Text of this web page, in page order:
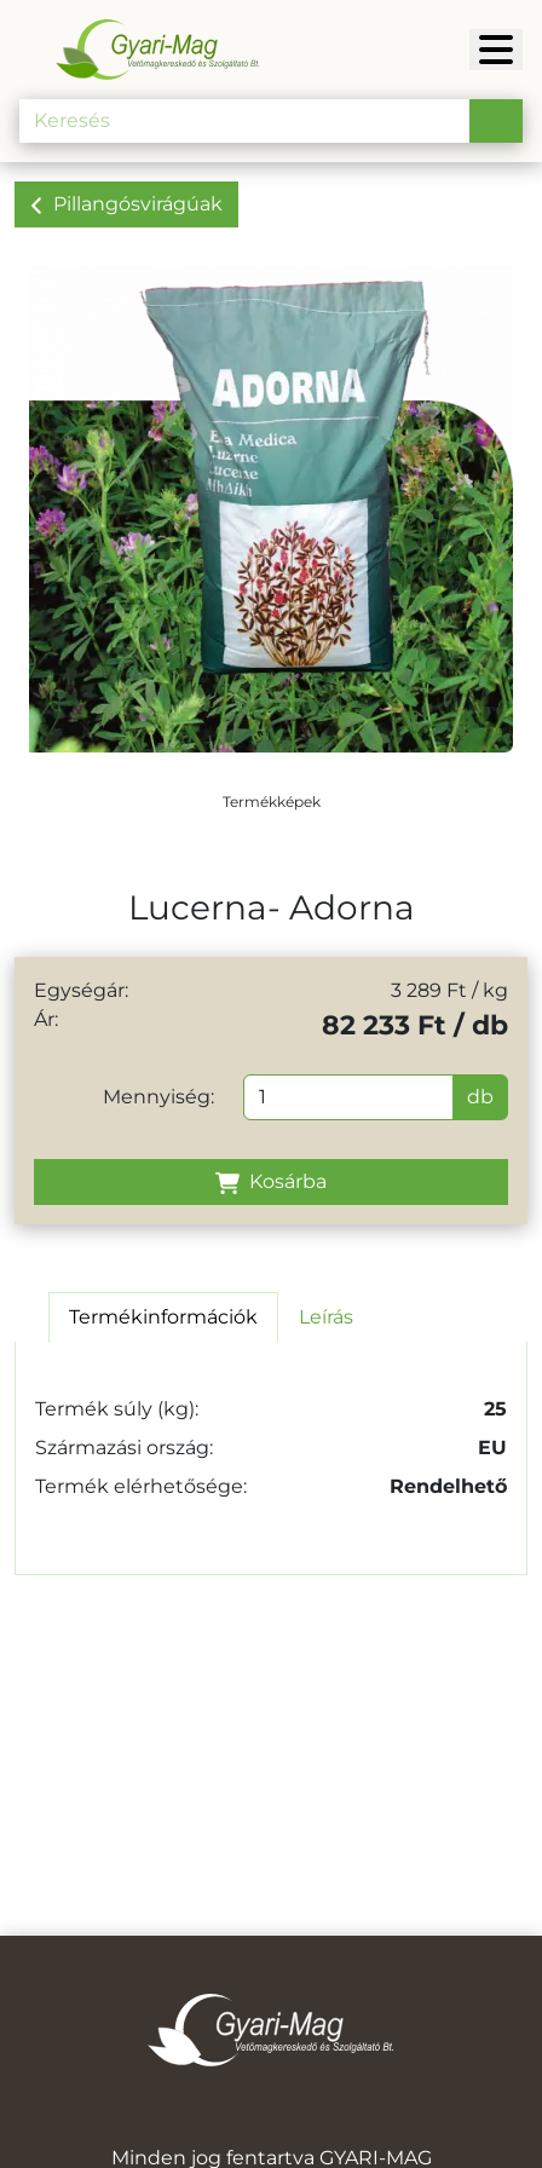
Pillangósvirágúak
Termékképek
Lucerna- Adorna
Egységár: 3 289 Ft / kg
Ár:
82 233 Ft / db
Mennyiség: db
Kosárba
Termékinformációk Leírás
Termék súly (kg):
25
Származási ország:
EU
Termék elérhetősége:
Rendelhető
Minden jog fentartva GYARI-MAG